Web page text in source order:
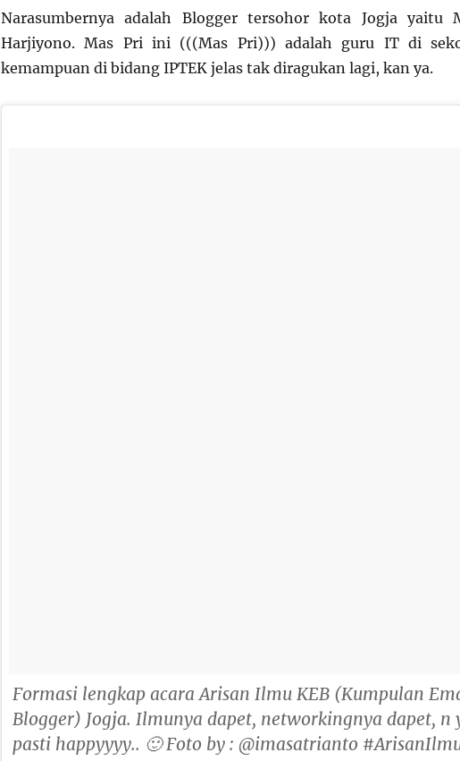
Narasumbernya adalah Blogger tersohor kota Jogja yaitu
Harjiyono. Mas Pri ini (((Mas Pri))) adalah guru IT di
kemampuan di bidang IPTEK jelas tak diragukan lagi, kan ya.
Formasi lengkap acara Arisan Ilmu KEB (Kumpulan
Blogger) Jogja. Ilmunya dapet, networkingnya dapet, n
pasti happyyyy.. 🙂 Foto by : @imasatrianto